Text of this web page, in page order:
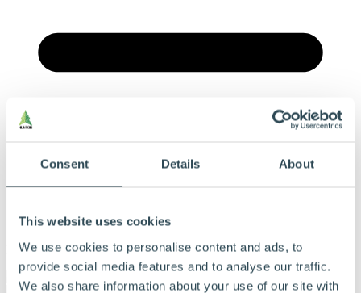
Consent Details About
This website uses cookies
We use cookies to personalise content and ads, to
provide social media features and to analyse our traffic.
We also share information about your use of our site with
Meny